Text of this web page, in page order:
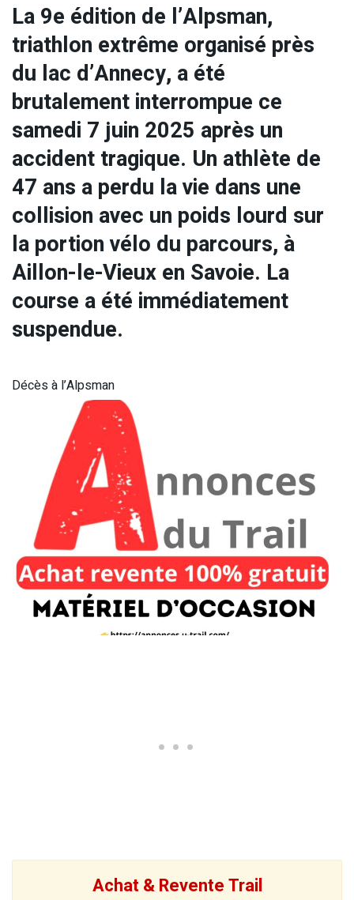
La 9e édition de l’Alpsman,
triathlon extrême organisé près
du lac d’Annecy, a été
brutalement interrompue ce
samedi 7 juin 2025 après un
accident tragique. Un athlète de
47 ans a perdu la vie dans une
collision avec un poids lourd sur
la portion vélo du parcours, à
Aillon-le-Vieux en Savoie. La
course a été immédiatement
suspendue.
Décès à l’Alpsman
Achat & Revente Trail